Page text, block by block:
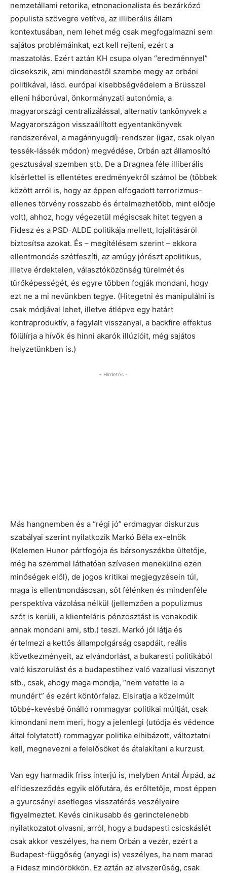
nemzetállami retorika, etnonacionalista és bezárkózó
populista szövegre vetítve, az illiberális állam
kontextusában, nem lehet még csak megfogalmazni sem
sajátos problémáinkat, ezt kell rejteni, ezért a
maszatolás. Ezért aztán KH csupa olyan “eredménnyel”
dicsekszik, ami mindenestől szembe megy az orbáni
politikával, lásd. európai kisebbségvédelem a Brüsszel
elleni háborúval, önkormányzati autonómia, a
magyarországi centralizálással, alternatív tankönyvek a
Magyarországon visszaállított egyentankönyvek
rendszerével, a magánnyugdíj-rendszer (igaz, csak olyan
tessék-lássék módon) megvédése, Orbán azt államosító
gesztusával szemben stb. De a Dragnea féle illiberális
kísérlettel is ellentétes eredményekről számol be (többek
között arról is, hogy az éppen elfogadott terrorizmus-
ellenes törvény rosszabb és értelmezhetőbb, mint elődje
volt), ahhoz, hogy végezetül mégiscsak hitet tegyen a
Fidesz és a PSD-ALDE politikája mellett, lojalitásáról
biztosítsa azokat. És – megítélésem szerint – ekkora
ellentmondás szétfeszíti, az amúgy jórészt apolitikus,
illetve érdektelen, választóközönség türelmét és
tűrőképességét, és egyre többen fogják mondani, hogy
ezt ne a mi nevünkben tegye. (Hitegetni és manipulálni is
csak módjával lehet, illetve átlépve egy határt
kontraproduktív, a fagylalt visszanyal, a backfire effektus
fölülírja a hívők és hinni akarók illúzióit, még sajátos
helyzetünkben is.)
- Hirdetés -
Más hangnemben és a “régi jó” erdmagyar diskurzus
szabályai szerint nyilatkozik Markó Béla ex-elnök
(Kelemen Hunor pártfogója és bársonyszékbe ültetője,
még ha szemmel láthatóan szívesen menekülne ezen
minőségek elől), de jogos kritikai megjegyzésein túl,
maga is ellentmondásosan, sőt félénken és mindenféle
perspektíva vázolása nélkül (jellemzően a populizmus
szót is kerüli, a klienteláris pénzosztást is vonakodik
annak mondani ami, stb.) teszi. Markó jól látja és
értelmezi a kettős állampolgárság csapdáit, reális
következményeit, az elvándorlást, a bukaresti politikából
való kiszorulást és a budapestihez való vazallusi viszonyt
stb., csak, ahogy maga mondja, “nem vetette le a
mundért” és ezért köntörfalaz. Elsiratja a közelmúlt
többé-kevésbé önálló rommagyar politikai múltját, csak
kimondani nem meri, hogy a jelenlegi (utódja és védence
által folytatott) rommagyar politika elhibázott, változtatni
kell, megnevezni a felelősöket és átalakítani a kurzust.
Van egy harmadik friss interjú is, melyben Antal Árpád, az
elfideszeződés egyik előfutára, és erőltetője, most éppen
a gyurcsányi esetleges visszatérés veszélyeire
figyelmeztet. Kevés cinikusabb és gerinctelenebb
nyilatkozatot olvasni, arról, hogy a budapesti csicskáslét
csak akkor veszélyes, ha nem Orbán a vezér, ezért a
Budapest-függőség (anyagi is) veszélyes, ha nem marad
a Fidesz mindörökkön. Ez aztán az elvszerűség, csak